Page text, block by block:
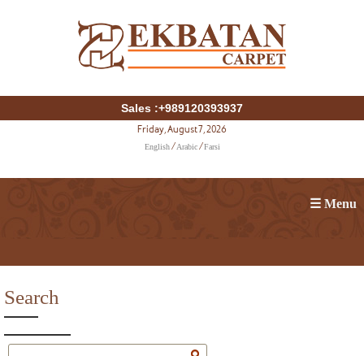
Sales :+989120393937
Friday, August 7, 2026
English/ Arabic/ Farsi
☰ Menu
Search